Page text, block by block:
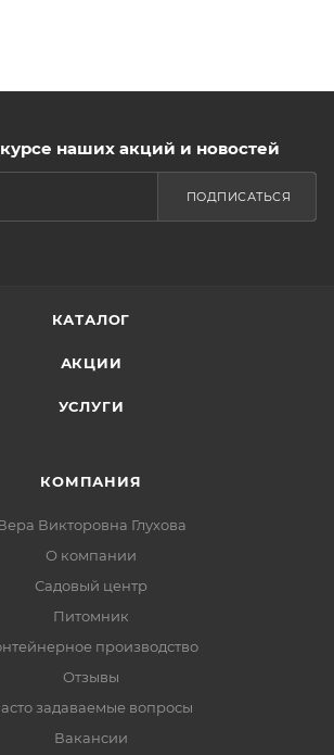
курсе наших акций и новостей
ПОДПИСАТЬСЯ
КАТАЛОГ
АКЦИИ
УСЛУГИ
КОМПАНИЯ
Викторовна Глухова
О компании
Садовый центр
Питомник
производство
Отзывы
задаваемые вопросы
Вакансии